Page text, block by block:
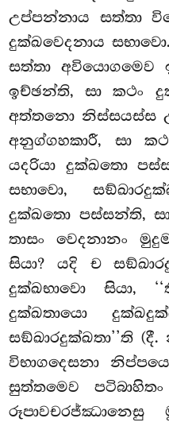
උප්පන්නාය සත්තා
දුක්ඛවෙදනාය
සත්තා අවියොගමෙව
ඉච්ඡන්ති, සා කථං
අත්තනො නිස්සයස්ස
අනුග්ගහකාරී, සා
යදරියා දුක්ඛතො
සභාවො,
දුක්ඛතො පස්සන්ති,
තාසං වෙදනානං
සියා? යදි ච
දුක්ඛභාවො සියා,
දුක්ඛතායො
සඞ්ඛාරදුක්ඛතා’’ති
විභාගදෙසනා
සුත්තමෙව
රූපාවචරජ්ඣානෙසු